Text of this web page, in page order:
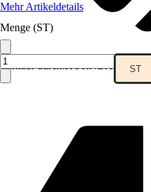
Verkauf durch:HORNBACH
Mehr Artikeldetails
Menge (ST)
ST